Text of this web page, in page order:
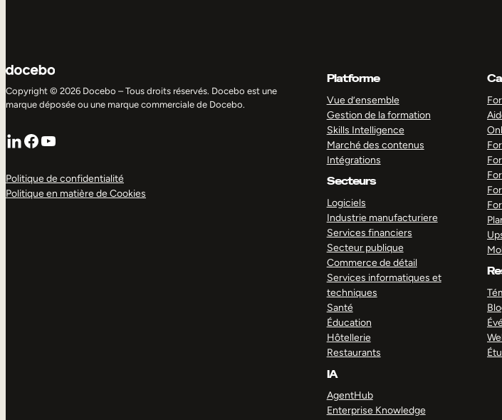
Copyright © 2026 Docebo – Tous droits réservés. Docebo est une
marque déposée ou une marque commerciale de Docebo.
LinkedIn
Facebook
YouTube
Politique de confidentialité
Politique en matière de Cookies
Platforme
Vue d’ensemble
Gestion de la formation
Skills Intelligence
Marché des contenus
Intégrations
Secteurs
Logiciels
Industrie manufacturiere
Services financiers
Secteur publique
Commerce de détail
Services informatiques et
techniques
Santé
Éducation
Hôtellerie
Restaurants
IA
AgentHub
Enterprise Knowledge